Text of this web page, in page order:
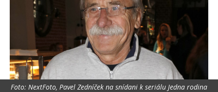
Foto: NextFoto, Pavel Zedníček na snídani k seriálu Jedna rodina